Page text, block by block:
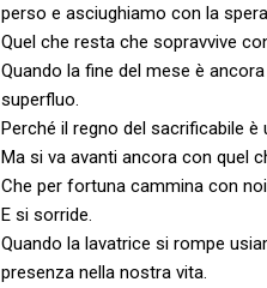
perso e asciughiamo con la
Quel che resta che sopravvive
Quando la fine del mese è
superfluo.
Perché il regno del sacrificabile
Ma si va avanti ancora con quel
Che per fortuna cammina con
E si sorride.
Quando la lavatrice si rompe
presenza nella nostra vita.